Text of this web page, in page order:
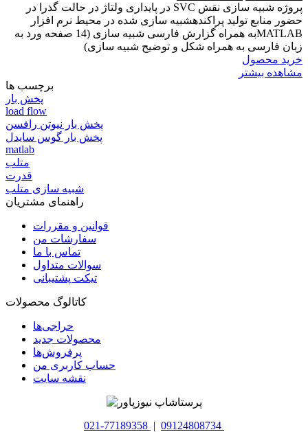
پروژه شبیه سازی نقش SVC در پایداری ولتاژ در حالت گذرا در
حضور منابع تولید پراکندهشبیه سازی شده در محیط نرم افزار
MATLABبه همراه گزارش فارسی شبیه سازی (14 صفحه ورد به
زبان فارسی به همراه شکل و توضیح شبیه سازی)
خرید محصول
مشاهده بیشتر
برچسب ها
پخش بار
load flow
پخش بار نیوتن رافسن
پخش بار گوس سایدل
matlab
متلب
قدرت
شبیه سازی متلب
راهنمای مشتریان
قوانین و مقررات
سفارشات من
تماس با ما
سوالات متداول
تیکت پشتیبانی
کاتالوگ محصولات
حراجی‌ها
محصولات جدید
پرفروش‌ها
حساب کاربری من
نقشه سایت
021-77189358 | 09124808734